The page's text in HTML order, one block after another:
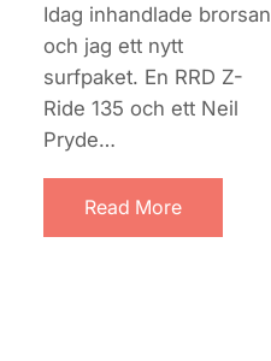
Idag inhandlade brorsan
och jag ett nytt
surfpaket. En RRD Z-
Ride 135 och ett Neil
Pryde…
Read More